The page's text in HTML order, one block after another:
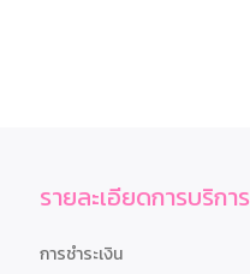
รายละเอียดการบริการ
การชำระเงิน